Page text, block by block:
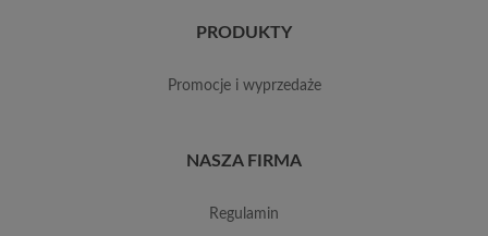
PRODUKTY
promocje i wyprzedaże
NASZA FIRMA
regulamin